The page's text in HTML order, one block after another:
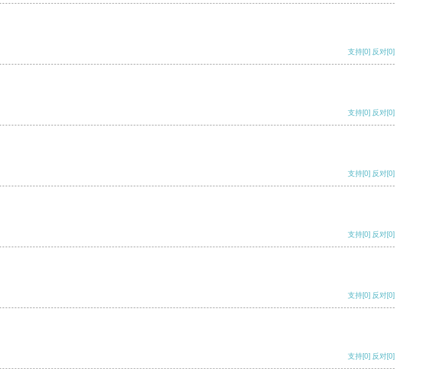
支持[0] 反对[0]
支持[0] 反对[0]
支持[0] 反对[0]
支持[0] 反对[0]
支持[0] 反对[0]
支持[0] 反对[0]